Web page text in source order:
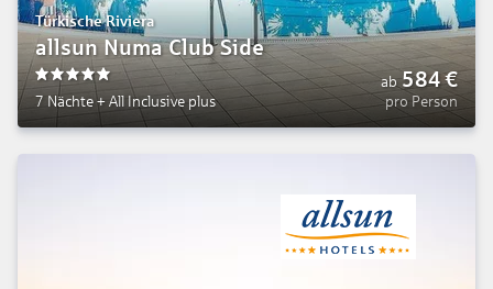
Türkische Riviera
allsun Numa Club Side
7 Nächte+ All Inclusive plus
ab 584€
pro Person